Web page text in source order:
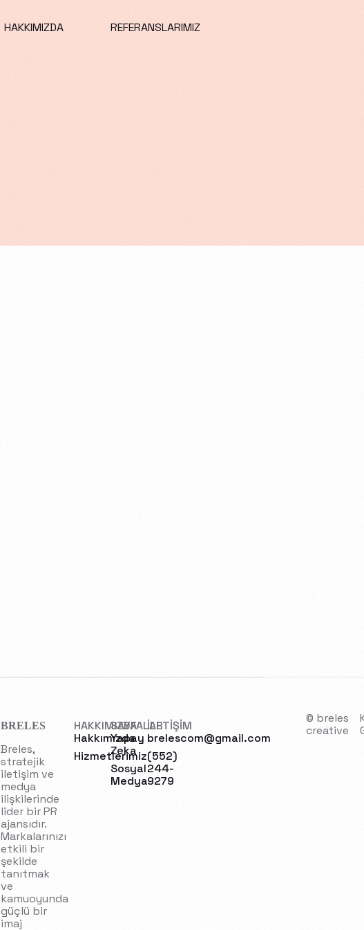
HAKKIMIZDA REFERANSLARIMIZ
BRELES
Breles,
stratejik
iletişim ve
medya
ilişkilerinde
lider bir PR
ajansıdır.
Markalarınızı
etkili bir
şekilde
tanıtmak
ve
kamuoyunda
güçlü bir
imaj
HAKKIMIZDA
Hakkımızda
Hizmetlerimiz
SAYFALAR
Yapay
Zeka
Sosyal
Medya
İLETİŞİM
brelescom@gmail.com
(552)
244-
9279
© breles
creative